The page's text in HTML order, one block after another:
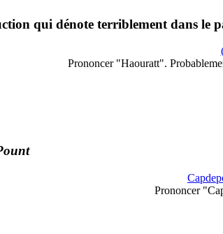
qui dénote terriblement dans le
Prononcer "Haouratt".
Prononcer